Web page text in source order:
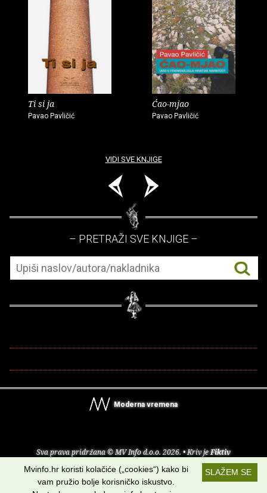
Ti si ja
Pavao Pavličić
Ćao-mjao
Pavao Pavličić
VIDI SVE KNJIGE
– PRETRAŽI SVE KNJIGE –
Moderna vremena
Sva prava pridržana © MV Info d.o.o. 2026. • Kriv jeFiktiv
O nama• Pomoć• Uvjeti korištenja•RSS kanaliSLAŽEM SE
Mvinfo.hr koristi kolačiće („cookies“) kako bi
vam pružio bolje korisničko iskustvo.